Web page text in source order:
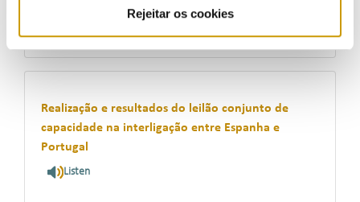
Rejeitar os cookies
Realização e resultados do leilão conjunto de
capacidade na interligação entre Espanha e
Portugal
Listen